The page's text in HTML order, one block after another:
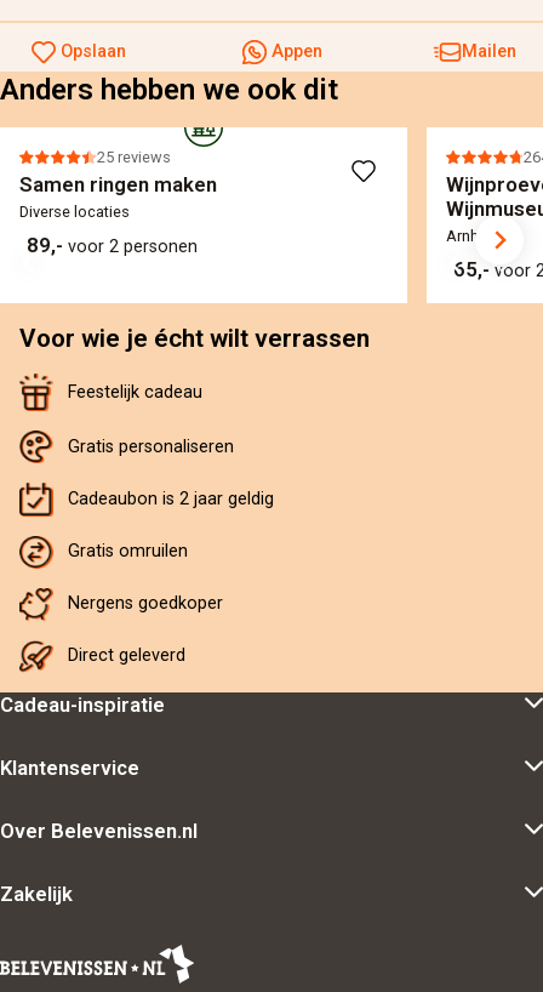
Opslaan Appen Mailen
Anders hebben we ook dit
25 reviews
Samen ringen maken
Diverse locaties
89,- voor 2 personen
Arnhem
65,- voor
Voor wie je écht wilt verrassen
Feestelijk cadeau
Gratis personaliseren
Cadeaubon is 2 jaar geldig
Gratis omruilen
Nergens goedkoper
Direct geleverd
Cadeau-inspiratie
Klantenservice
Over Belevenissen.nl
Zakelijk